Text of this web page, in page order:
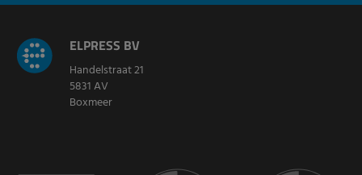
ELPRESS BV
Handelstraat 21
5831 AV
Boxmeer